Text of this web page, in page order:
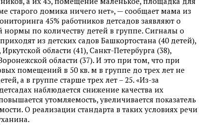
старого домика ничего нет», — сообщает мама из
45% работников детсадов заявляют о
по количеству детей в группе. Сигналы о
из детских садов Башкортостана (40 детей),
области (41), Санкт-Петербурга (38),
области (37). И это при том, что при
помещений в 50 кв. м в группе до трех лет не
а в группе старше трех лет – 25. «Из-за
наблюдается снижение качества их
утомляемость, увеличивается показатель
О реализации стандарта в таких условиях речи